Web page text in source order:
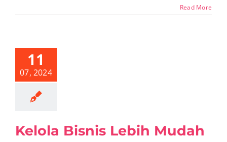
Read More
11
07, 2024
Kelola Bisnis Lebih Mudah